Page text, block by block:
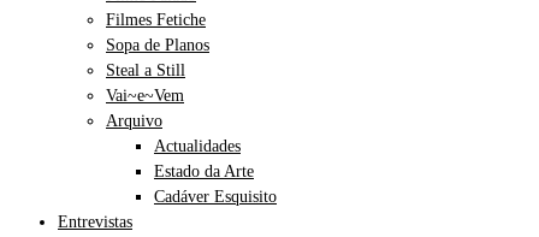
Filmes Fetiche
Sopa de Planos
Steal a Still
Vai~e~Vem
Arquivo
Actualidades
Estado da Arte
Cadáver Esquisito
Entrevistas